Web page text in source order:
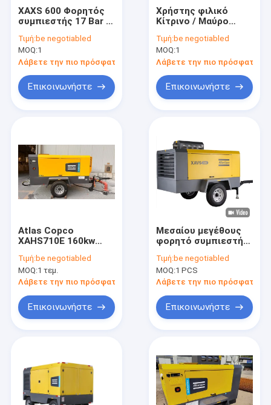
Προϊόντα
Περίπου εμείς
XAXS 600 Φορητός
συμπιεστής 17 Bar 6
ανθεκτικός για
βιομηχανικές
εφαρμογές
Τιμή:be negotiabled
MOQ:1
Λάβετε την πιο πρόσφατη τιμή
Επικοινωνήστε
Χρήστης φιλικό
Κίτρινο / Μαύρο
φορητό
αεροσυμπιεστή
XRVS1100
Τιμή:be negotiabled
MOQ:1
Λάβετε την πιο πρόσφατη
Επικοινωνήστε
Atlas Copco
XAHS710E 160kw
Ηλεκτρικός
Αεροσυμπιεστής
Τιμή:be negotiabled
MOQ:1 τεμ.
Λάβετε την πιο πρόσφατη τιμή
Επικοινωνήστε
Μεσαίου μεγέθους
φορητό συμπιεστή
XAVS236C για
διαφορετικές και
εύλογες αναλογίες
αερίου
Τιμή:be negotiabled
MOQ:1 PCS
Λάβετε την πιο πρόσφατη
Επικοινωνήστε